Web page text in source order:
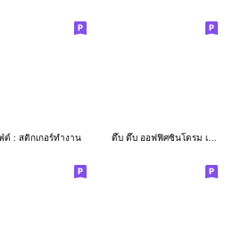
ต์ : สติกเกอร์ทำงาน ดึ๊บ ดึ๊บ ออฟฟิศซินโดรม เจ็ด